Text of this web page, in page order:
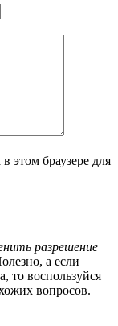
этом браузере для
разрешение
а если
то воспользуйся
вопросов.